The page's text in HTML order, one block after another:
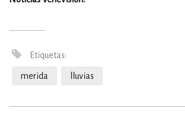
Etiquetas:
merida lluvias